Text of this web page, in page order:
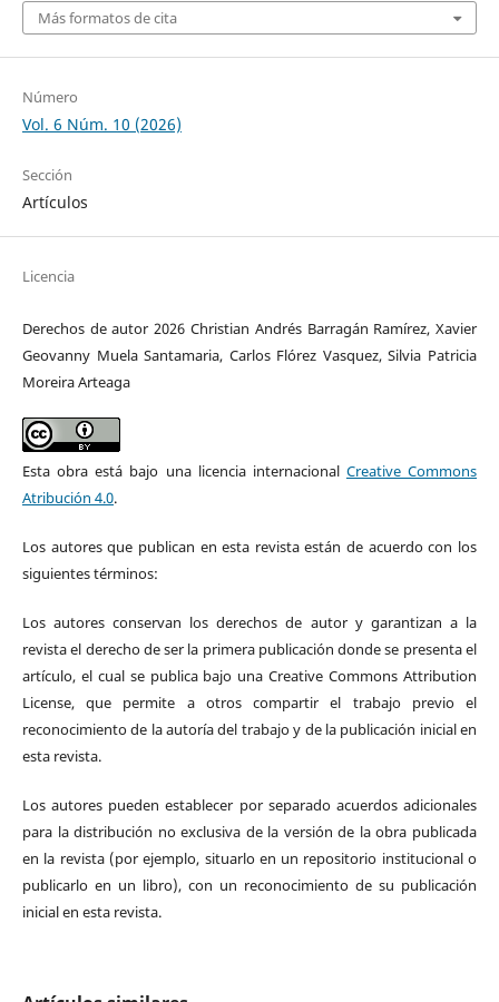
Más formatos de cita
Número
Vol. 6 Núm. 10 (2026)
Sección
Artículos
Licencia
Derechos de autor 2026 Christian Andrés Barragán Ramírez, Xavier
Geovanny Muela Santamaria, Carlos Flórez Vasquez, Silvia Patricia
Moreira Arteaga
Esta obra está bajo una licencia internacional Creative Commons
Atribución 4.0.
Los autores que publican en esta revista están de acuerdo con los
siguientes términos:
Los autores conservan los derechos de autor y garantizan a la
revista el derecho de ser la primera publicación donde se presenta el
artículo, el cual se publica bajo una Creative Commons Attribution
License, que permite a otros compartir el trabajo previo el
reconocimiento de la autoría del trabajo y de la publicación inicial en
esta revista.
Los autores pueden establecer por separado acuerdos adicionales
para la distribución no exclusiva de la versión de la obra publicada
en la revista (por ejemplo, situarlo en un repositorio institucional o
publicarlo en un libro), con un reconocimiento de su publicación
inicial en esta revista.